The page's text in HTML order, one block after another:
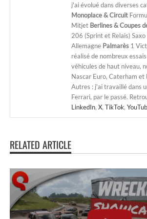
j'ai évolué dans diverses
Monoplace & Circuit
Mitjet Berlines & Coupes
206 (Sprint et Relais) Saxo
Allemagne Palmarès 1
réalisé de nombreux
véhicules de haut niveau,
Nascar Euro, Caterham et
Autres : j'ai travaillé dans
Ferrari, par le passé.
LinkedIn, X, TikTok,
RELATED ARTICLE